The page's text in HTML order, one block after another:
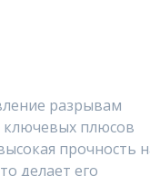
разрывам
плюсов
прочность
делает его